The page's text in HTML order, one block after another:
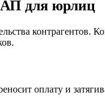
для юрлиц
контрагентов.
оплату и